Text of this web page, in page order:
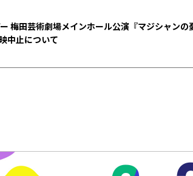
梅田芸術劇場メインホール公演『マジシャン
中止について